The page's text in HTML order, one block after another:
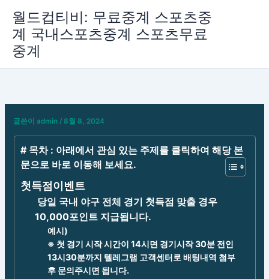
기
월드컵티비: 무료중계 스포츠중
계 국내스포츠중계 스포츠무료
중계
글쓴이admin/8월 8, 2024
# 목차 : 아래에서 관심 있는 주제를 클릭하여 해당 본
문으로 바로 이동해 보세요.
첫득점이벤트
당일 국내 야구 전체 경기 첫득점 맞출 경우
10,000포인트 지급됩니다.
예시)
※ 첫 경기 시작 시간이 14시면 경기시작 30분 전인
13시30분까지 텔레그램 고객센터로 배팅내역 첨부
후 문의주시면 됩니다.